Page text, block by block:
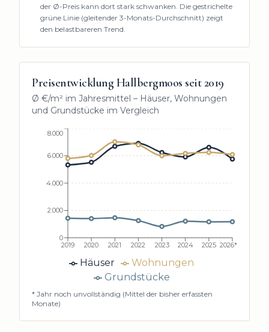
der Ø-Preis kann dort stark schwanken. Die gestrichelte
grüne Linie (gleitender 3-Monats-Durchschnitt) zeigt
den belastbareren Trend.
Preisentwicklung Hallbergmoos seit 2019
Ø €/m² im Jahresmittel – Häuser, Wohnungen
und Grundstücke im Vergleich
2019 2020 2021 2022 2023 2024 2025 2026*
0
2.000
4.000
6.000
8.000
Häuser
Wohnungen
Grundstücke
* Jahr noch unvollständig (Mittel der bisher erfassten
Monate)